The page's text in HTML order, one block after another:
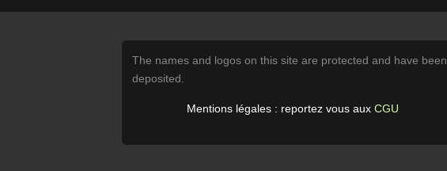
The names and logos on this site are protected and have been
deposited.
Mentions légales : reportez vous aux CGU